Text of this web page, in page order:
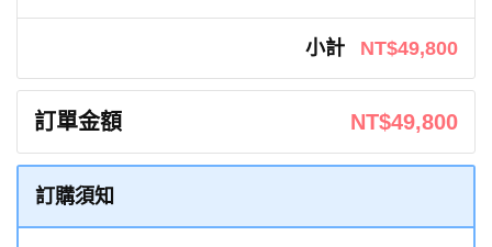
小計 NT$49,800
訂單金額 NT$49,800
訂購須知